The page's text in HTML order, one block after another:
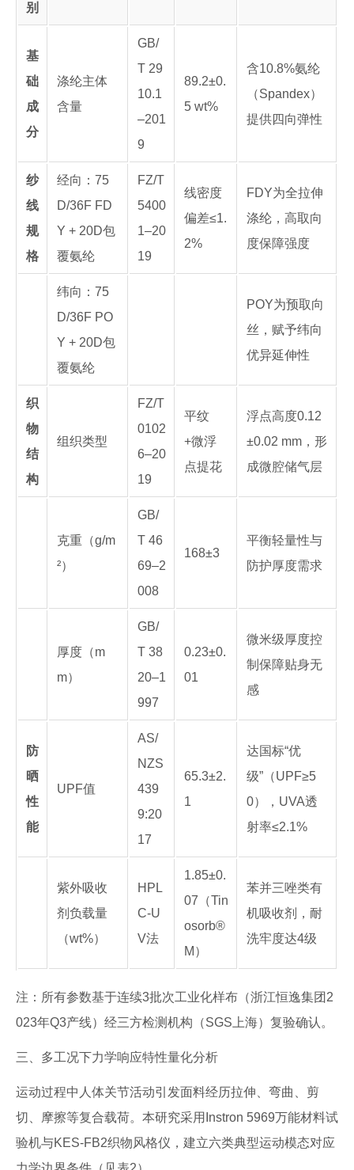
别
基
础
成
分
涤纶主体
含量
GB/
T 29
10.1
–201
9
89.2±0.
5 wt%
含10.8%氨纶
（Spandex）
提供四向弹性
纱
线
规
格
经向：75
D/36F FD
Y + 20D包
覆氨纶
FZ/T
5400
1–20
19
线密度
偏差≤1.
2%
FDY为全拉伸
涤纶，高取向
度保障强度
纬向：75
D/36F PO
Y + 20D包
覆氨纶
POY为预取向
丝，赋予纬向
优异延伸性
织
物
结
构
组织类型
FZ/T
0102
6–20
19
平纹
+微浮
点提花
浮点高度0.12
±0.02 mm，形
成微腔储气层
克重（g/m
²）
GB/
T 46
69–2
008
168±3
平衡轻量性与
防护厚度需求
厚度（m
m）
GB/
T 38
20–1
997
0.23±0.
01
微米级厚度控
制保障贴身无
感
防
晒
性
能
UPF值
AS/
NZS
439
9:20
17
65.3±2.
1
达国标“优
级”（UPF≥5
0），UVA透
射率≤2.1%
紫外吸收
剂负载量
（wt%）
HPL
C-U
V法
1.85±0.
07（Tin
osorb®
M）
苯并三唑类有
机吸收剂，耐
洗牢度达4级
注：所有参数基于连续3批次工业化样布（浙江恒逸集团2
023年Q3产线）经三方检测机构（SGS上海）复验确认。
三、多工况下力学响应特性量化分析
运动过程中人体关节活动引发面料经历拉伸、弯曲、剪
切、摩擦等复合载荷。本研究采用Instron 5969万能材料试
验机与KES-FB2织物风格仪，建立六类典型运动模态对应